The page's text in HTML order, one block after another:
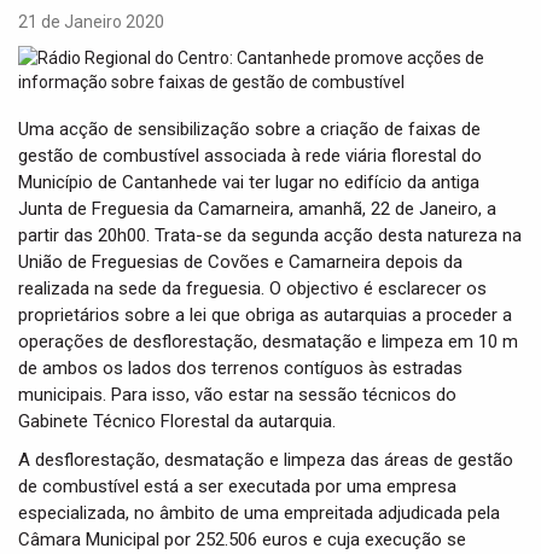
21 de Janeiro 2020
Uma acção de sensibilização sobre a criação de faixas de
gestão de combustível associada à rede viária florestal do
Município de Cantanhede vai ter lugar no edifício da antiga
Junta de Freguesia da Camarneira, amanhã, 22 de Janeiro, a
partir das 20h00. Trata-se da segunda acção desta natureza na
União de Freguesias de Covões e Camarneira depois da
realizada na sede da freguesia. O objectivo é esclarecer os
proprietários sobre a lei que obriga as autarquias a proceder a
operações de desflorestação, desmatação e limpeza em 10 m
de ambos os lados dos terrenos contíguos às estradas
municipais. Para isso, vão estar na sessão técnicos do
Gabinete Técnico Florestal da autarquia.
A desflorestação, desmatação e limpeza das áreas de gestão
de combustível está a ser executada por uma empresa
especializada, no âmbito de uma empreitada adjudicada pela
Câmara Municipal por 252.506 euros e cuja execução se